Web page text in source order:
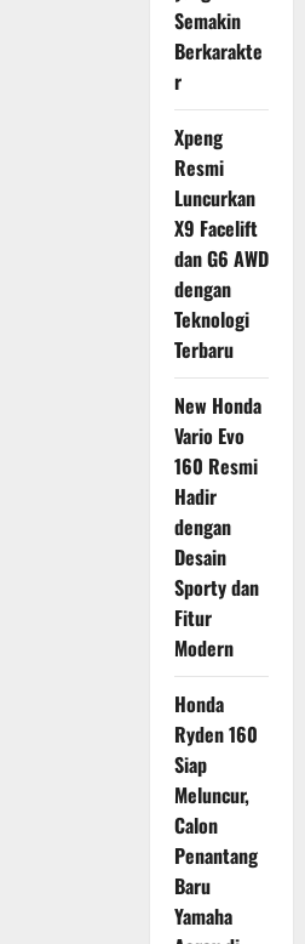
Semakin
Berkarakte
r
Xpeng
Resmi
Luncurkan
X9 Facelift
dan G6 AWD
dengan
Teknologi
Terbaru
New Honda
Vario Evo
160 Resmi
Hadir
dengan
Desain
Sporty dan
Fitur
Modern
Honda
Ryden 160
Siap
Meluncur,
Calon
Penantang
Baru
Yamaha